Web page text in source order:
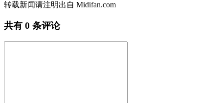
转载新闻请注明出自 Midifan.com
共有 0 条评论